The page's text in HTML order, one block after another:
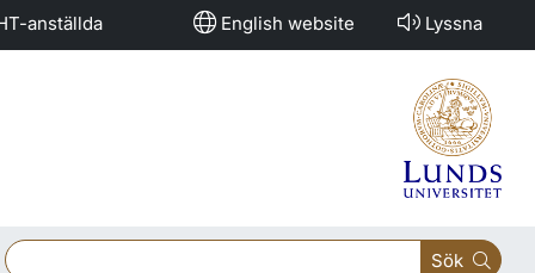
anställda English website Lyssna
Sök